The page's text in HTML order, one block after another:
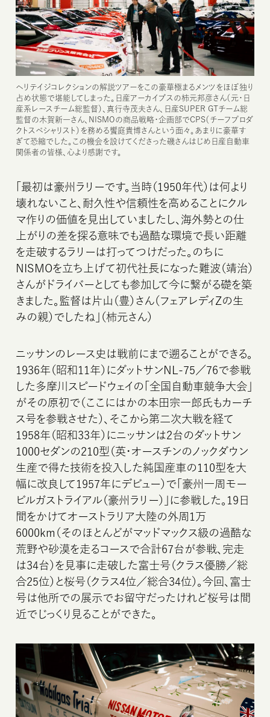
ヘリテイジコレクションの解説ツアーをこの豪華極まるメンツをほぼ独り
占め状態で堪能してしまった。日産アーカイブスの柿元邦彦さん（元・日
産系レースチーム総監督）、真行寺茂夫さん、日産SUPER GTチーム総
監督の木賀新一さん、NISMOの商品戦略・企画部でCPS（チーフプロダ
クトスペシャリスト）を務める饗庭貴博さんという面々。あまりに豪華す
ぎて恐縮でした。この機会を設けてくださった磯さんはじめ日産自動車
関係者の皆様、心より感謝です。
「最初は豪州ラリーです。当時（1950年代）は何より
壊れないこと、耐久性や信頼性を高めることにクル
マ作りの価値を見出していましたし、海外勢との仕
上がりの差を探る意味でも過酷な環境で長い距離
を走破するラリーは打ってつけだった。のちに
NISMOを立ち上げて初代社長になった難波（靖治）
さんがドライバーとしても参加して今に繋がる礎を築
きました。監督は片山（豊）さん（フェアレディZの生
みの親）でしたね」（柿元さん）
ニッサンのレース史は戦前にまで遡ることができる。
1936年（昭和11年）にダットサンNL-75／76で参戦
した多摩川スピードウェイの「全国自動車競争大会」
がその原初で（ここにはかの本田宗一郎氏もカーチ
ス号を参戦させた）、そこから第二次大戦を経て
1958年（昭和33年）にニッサンは2台のダットサン
1000セダンの210型（英・オースチンのノックダウン
生産で得た技術を投入した純国産車の110型を大
幅に改良して1957年にデビュー）で「豪州一周モー
ビルガストライアル（豪州ラリー）」に参戦した。19日
間をかけてオーストラリア大陸の外周1万
6000km（そのほとんどがマッドマックス級の過酷な
荒野や砂漠を走るコースで合計67台が参戦、完走
は34台）を見事に走破した富士号（クラス優勝／総
合25位）と桜号（クラス4位／総合34位）。今回、富士
号は他所での展示でお留守だったけれど桜号は間
近でじっくり見ることができた。